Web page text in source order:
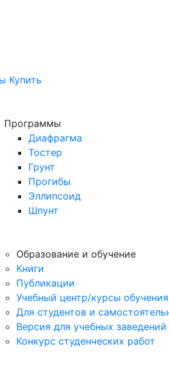
Купить
Программы
Диафрагма
Тостер
Грунт
Прогибы
Эллипсоид
Шпунт
Образование и обучение
Книги
Публикации
Учебный центр/курсы обучения
Для студентов и
Версия для учебных заведений
Конкурс студенческих работ